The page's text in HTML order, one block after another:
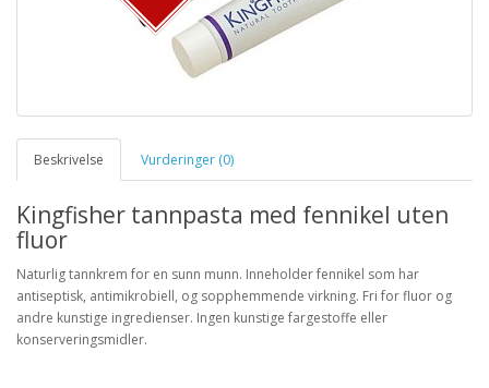
Beskrivelse Vurderinger (0)
Kingfisher tannpasta med fennikel uten
fluor
Naturlig tannkrem for en sunn munn. Inneholder fennikel som har
antiseptisk, antimikrobiell, og sopphemmende virkning. Fri for fluor og
andre kunstige ingredienser. Ingen kunstige fargestoffe eller
konserveringsmidler.